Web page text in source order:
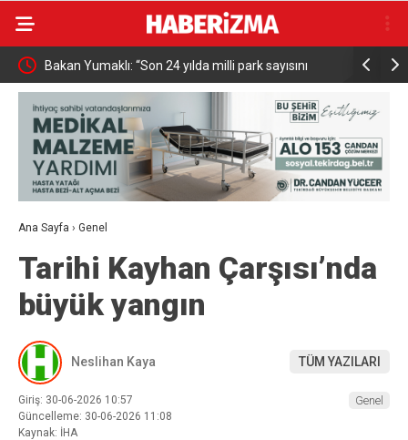
Bakan Yumaklı: “Son 24 yılda milli park sayısını
696’ya çıkardık”
MHP
başlıyor
Ana Sayfa › Genel
Tarihi Kayhan Çarşısı’nda
büyük yangın
Neslihan Kaya TÜM YAZILARI
Giriş: 30-06-2026 10:57
Güncelleme: 30-06-2026 11:08
Kaynak: İHA
Genel